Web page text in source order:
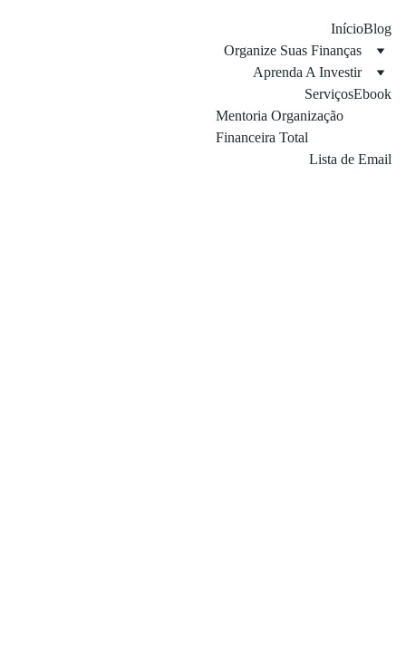
InícioBlog
Organize Suas Finanças
Aprenda A Investir
ServiçosEbook
Mentoria Organização
Financeira Total
Lista de Email